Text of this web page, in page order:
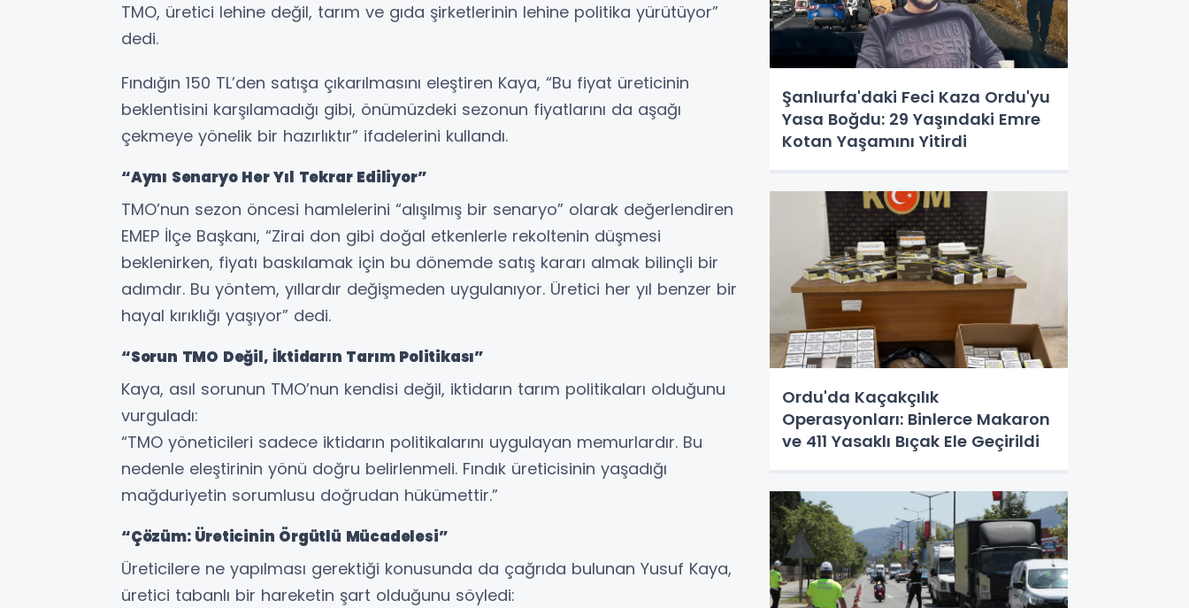
TMO, üretici lehine değil, tarım ve gıda şirketlerinin lehine politika yürütüyor”
dedi.
Fındığın 150 TL’den satışa çıkarılmasını eleştiren Kaya, “Bu fiyat üreticinin
beklentisini karşılamadığı gibi, önümüzdeki sezonun fiyatlarını da aşağı
çekmeye yönelik bir hazırlıktır” ifadelerini kullandı.
“Aynı Senaryo Her Yıl Tekrar Ediliyor”
TMO’nun sezon öncesi hamlelerini “alışılmış bir senaryo” olarak değerlendiren
EMEP İlçe Başkanı, “Zirai don gibi doğal etkenlerle rekoltenin düşmesi
beklenirken, fiyatı baskılamak için bu dönemde satış kararı almak bilinçli bir
adımdır. Bu yöntem, yıllardır değişmeden uygulanıyor. Üretici her yıl benzer bir
hayal kırıklığı yaşıyor” dedi.
“Sorun TMO Değil, İktidarın Tarım Politikası”
Kaya, asıl sorunun TMO’nun kendisi değil, iktidarın tarım politikaları olduğunu
vurguladı:
“TMO yöneticileri sadece iktidarın politikalarını uygulayan memurlardır. Bu
nedenle eleştirinin yönü doğru belirlenmeli. Fındık üreticisinin yaşadığı
mağduriyetin sorumlusu doğrudan hükümettir.”
“Çözüm: Üreticinin Örgütlü Mücadelesi”
Üreticilere ne yapılması gerektiği konusunda da çağrıda bulunan Yusuf Kaya,
üretici tabanlı bir hareketin şart olduğunu söyledi:
Şanlıurfa'daki Feci Kaza Ordu'yu
Yasa Boğdu: 29 Yaşındaki Emre
Kotan Yaşamını Yitirdi
Ordu'da Kaçakçılık
Operasyonları: Binlerce Makaron
ve 411 Yasaklı Bıçak Ele Geçirildi